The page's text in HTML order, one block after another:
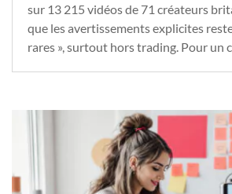
sur 13 215 vidéos de 71 créateurs
que les avertissements explicites
rares », surtout hors trading. Pour un